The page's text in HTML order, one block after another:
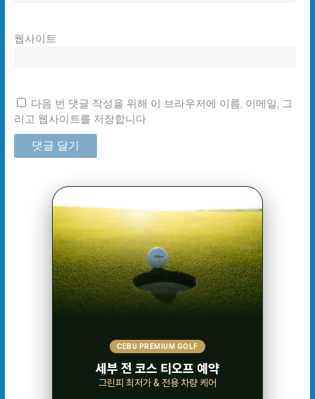
웹사이트
다음 번 댓글 작성을 위해 이 브라우저에 이름, 이메일, 그
리고 웹사이트를 저장합니다.
CEBU PREMIUM GOLF
세부 전 코스 티오프 예약
그린피 최저가 & 전용 차량 케어